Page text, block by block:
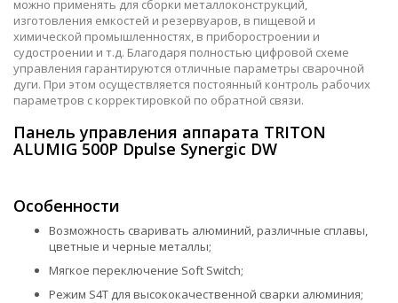
можно применять для сборки металлоконструкций,
изготовления емкостей и резервуаров, в пищевой и
химической промышленностях, в приборостроении и
судостроении и т.д. Благодаря полностью цифровой схеме
управления гарантируются отличные параметры сварочной
дуги. При этом осуществляется постоянный контроль рабочих
параметров с корректировкой по обратной связи.
Панель управления аппарата TRITON
ALUMIG 500P Dpulse Synergic DW
Особенности
Возможность сваривать алюминий, различные сплавы,
цветные и черные металлы;
Мягкое переключение Soft Switch;
Режим S4T для высококачественной сварки алюминия;